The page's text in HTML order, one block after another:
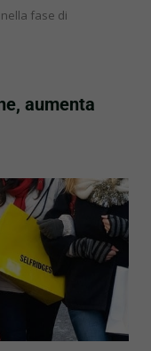
fase di
aumenta